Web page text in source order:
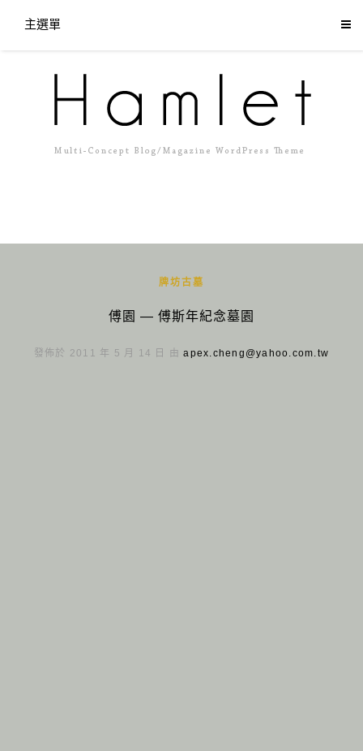
主選單
牌坊古墓
傅園 — 傅斯年紀念墓園
發佈於 2011 年 5 月 14 日 由apex.cheng@yahoo.com.tw